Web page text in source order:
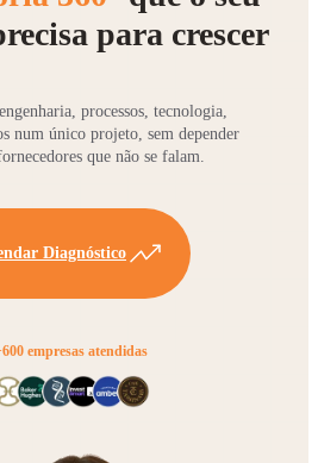
para crescer
processos, tecnologia,
num único projeto, sem depender
que não se falam.
Diagnóstico
empresas atendidas